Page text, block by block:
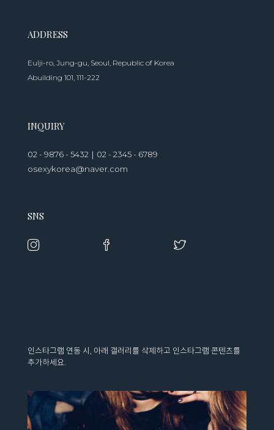
ADDRESS
Eulji-ro, Jung-gu, Seoul, Republic of Korea
Abuilding 101, 111-222
INQUIRY
02 - 9876 - 5432｜02 - 2345 - 6789
osexykorea@naver.com
SNS
인스타그램 연동 시, 아래 갤러리를 삭제하고 인스타그램 콘텐츠를
추가하세요.